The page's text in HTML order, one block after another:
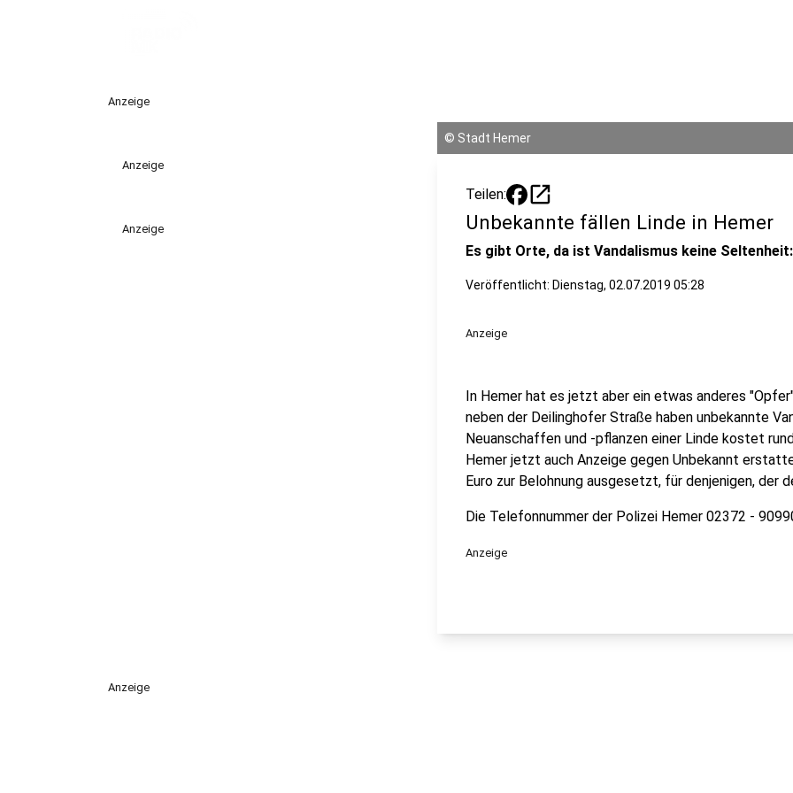
Anzeige
Anzeige
Anzeige
© Stadt Hemer
Teilen: open_in_new
Unbekannte fällen Linde in Hemer
Es gibt Orte, da ist Vandalismus keine
Veröffentlicht: Dienstag, 02.07.2019 05:28
Anzeige
In Hemer hat es jetzt aber ein etwas anderes
neben der Deilinghofer Straße haben unbekannte
Neuanschaffen und -pflanzen einer Linde kostet
Hemer jetzt auch Anzeige gegen Unbekannt
Euro zur Belohnung ausgesetzt, für denjenigen, der
Die Telefonnummer der Polizei Hemer 02372 -
Anzeige
Anzeige